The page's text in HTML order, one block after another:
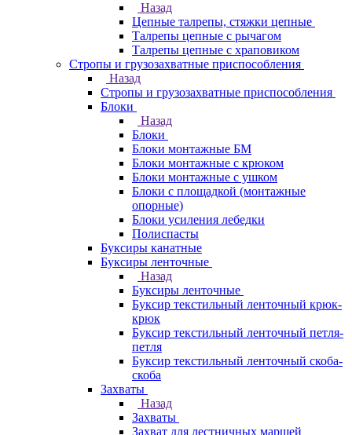
Назад
Цепные талрепы, стяжки цепные
Талрепы цепные с рычагом
Талрепы цепные с храповиком
Стропы и грузозахватные приспособления
Назад
Стропы и грузозахватные приспособления
Блоки
Назад
Блоки
Блоки монтажные БМ
Блоки монтажные с крюком
Блоки монтажные с ушком
Блоки с площадкой (монтажные
опорные)
Блоки усиления лебедки
Полиспасты
Буксиры канатные
Буксиры ленточные
Назад
Буксиры ленточные
Буксир текстильный ленточный крюк-
крюк
Буксир текстильный ленточный петля-
петля
Буксир текстильный ленточный скоба-
скоба
Захваты
Назад
Захваты
Захват для лестничных маршей